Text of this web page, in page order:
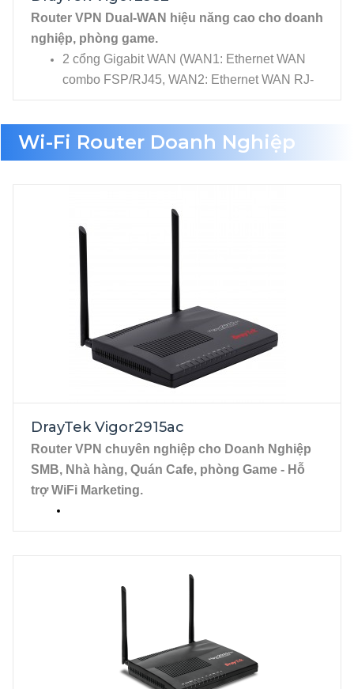
Router VPN Dual-WAN hiệu năng cao cho doanh
nghiệp, phòng game.
2 cổng Gigabit WAN (WAN1: Ethernet WAN
combo FSP/RJ45, WAN2: Ethernet WAN RJ-
2.0 và 1 x 3.0 cho phép kết nối USB 3G/4G,
Printer...
Wi-Fi Router Doanh Nghiệp
DrayTek Vigor2915ac
Router VPN chuyên nghiệp cho Doanh Nghiệp
SMB, Nhà hàng, Quán Cafe, phòng Game - Hỗ
trợ WiFi Marketing.
(WAN 2 chuyển đổi từ port LAN 4).